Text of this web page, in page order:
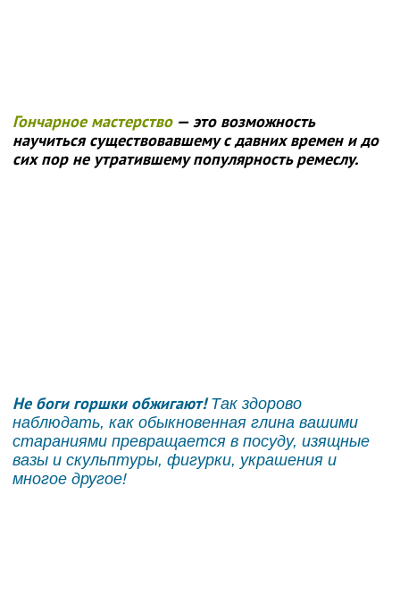
Гончарное мастерство— это возможность
научиться существовавшему с давних времен и до
сих пор не утратившему популярность ремеслу.
Не боги горшки обжигают!Так здорово
наблюдать, как обыкновенная глина вашими
стараниями превращается в посуду, изящные
вазы и скульптуры, фигурки, украшения и
многое другое!